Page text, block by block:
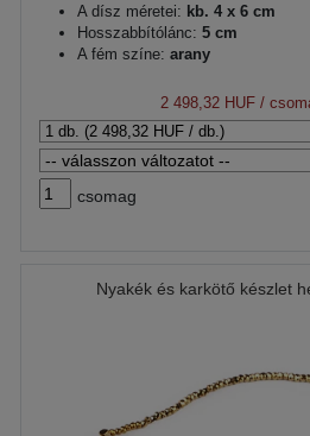
A dísz méretei: kb. 4 x 6 cm
Hosszabbítólánc: 5 cm
A fém színe: arany
2 498,32 HUF/
csomag
Nyakék és karkötő készlet